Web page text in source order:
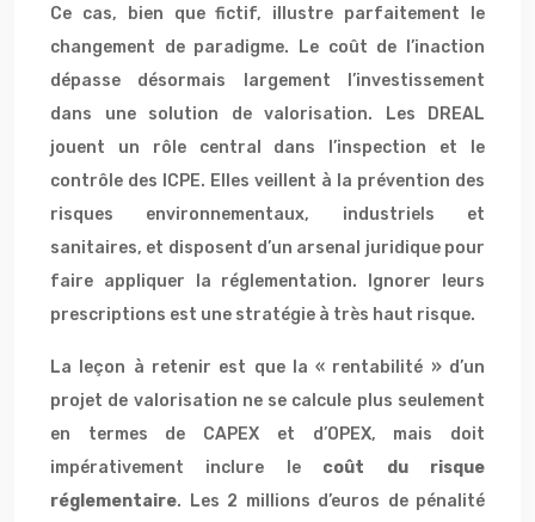
Ce cas, bien que fictif, illustre parfaitement le
changement de paradigme. Le coût de l’inaction
dépasse désormais largement l’investissement
dans une solution de valorisation. Les DREAL
jouent un rôle central dans l’inspection et le
contrôle des ICPE. Elles veillent à la prévention des
risques environnementaux, industriels et
sanitaires, et disposent d’un arsenal juridique pour
faire appliquer la réglementation. Ignorer leurs
prescriptions est une stratégie à très haut risque.
La leçon à retenir est que la « rentabilité » d’un
projet de valorisation ne se calcule plus seulement
en termes de CAPEX et d’OPEX, mais doit
impérativement inclure le coût du risque
réglementaire. Les 2 millions d’euros de pénalité